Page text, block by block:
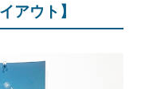
アウト】